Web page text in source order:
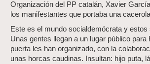
Organización del PP catalán, Xavier
los manifestantes que portaba una
Este es el mundo socialdemócrata y
Unas gentes llegan a un lugar público para
puerta les han organizado, con la
unas horcas caudinas. Insultan: hijo puta,